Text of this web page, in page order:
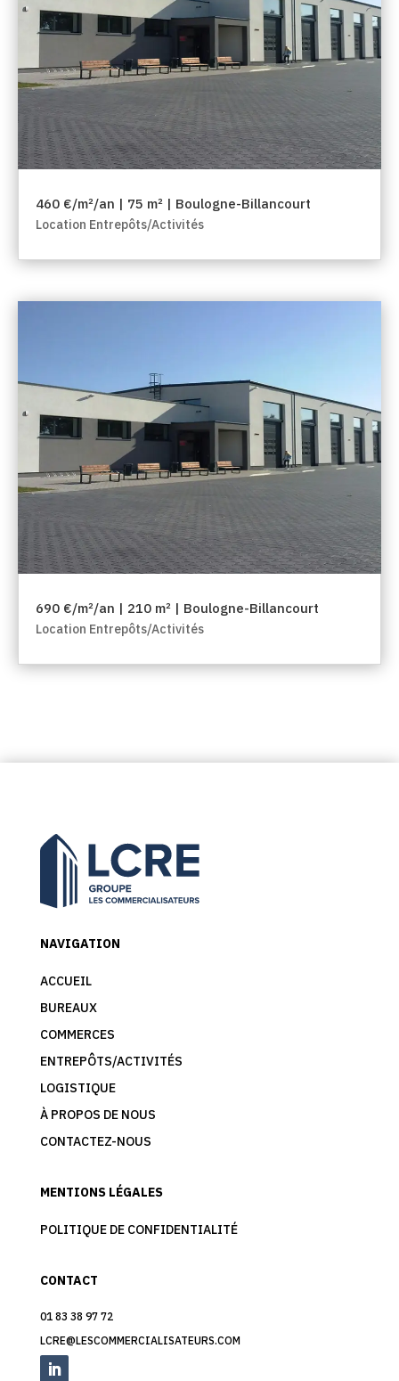
460 €/m²/an | 75 m² | Boulogne-Billancourt
Location Entrepôts/Activités
690 €/m²/an | 210 m² | Boulogne-Billancourt
Location Entrepôts/Activités
NAVIGATION
ACCUEIL
BUREAUX
COMMERCES
ENTREPÔTS/ACTIVITÉS
LOGISTIQUE
À PROPOS DE NOUS
CONTACTEZ-NOUS
MENTIONS LÉGALES
POLITIQUE DE CONFIDENTIALITÉ
CONTACT
01 83 38 97 72
LCRE@LESCOMMERCIALISATEURS.COM